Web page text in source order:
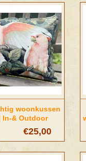
woonkussen
In-& Outdoor
€25,00